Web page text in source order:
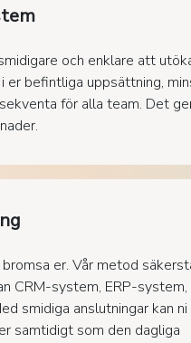
och enklare att
er befintliga uppsättning,
för alla team. Det
er. Vår metod
CRM-system, ERP-system,
smidiga anslutningar kan ni
samtidigt som den dagliga